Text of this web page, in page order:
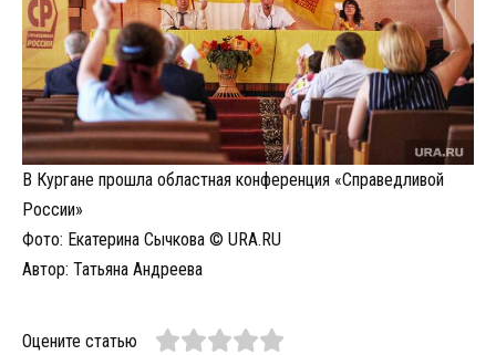
В Кургане прошла областная конференция «Справедливой
России»
Фото: Екатерина Сычкова © URA.RU
Автор: Татьяна Андреева
Оцените статью